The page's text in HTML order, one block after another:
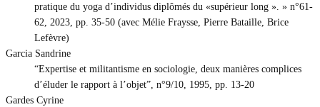
pratique du yoga d’individus diplômés du «supérieur long ». » n°61-
62, 2023, pp. 35-50 (avec Mélie Fraysse, Pierre Bataille, Brice
Lefèvre)
Garcia Sandrine
“Expertise et militantisme en sociologie, deux manières complices
d’éluder le rapport à l’objet”, n°9/10, 1995, pp. 13-20
Gardes Cyrine